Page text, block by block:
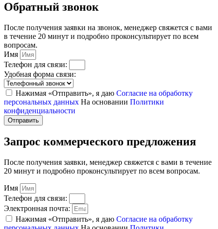
Обратный звонок
После получения заявки на звонок, менеджер свяжется с вами
в течение 20 минут и подробно проконсультирует по всем
вопросам.
Имя
Телефон для связи:
Удобная форма связи:
Нажимая «Отправить», я даю Согласие на обработку
персональных данных На основании Политики
конфиденциальности
Отправить
Запрос коммерческого предложения
После получения заявки, менеджер свяжется с вами в течение
20 минут и подробно проконсультирует по всем вопросам.
Имя
Телефон для связи:
Электронная почта:
Нажимая «Отправить», я даю Согласие на обработку